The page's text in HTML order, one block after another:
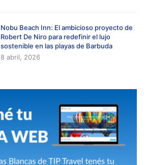
Nobu Beach Inn: El ambicioso proyecto de
Robert De Niro para redefinir el lujo
sostenible en las playas de Barbuda
8 abril, 2026